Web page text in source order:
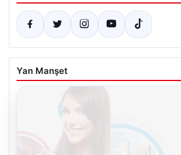
Yan Manşet